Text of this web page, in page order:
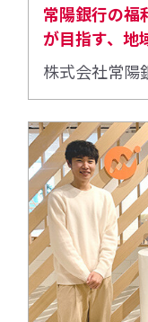
常陽銀行の福
が目指す、地
株式会社常陽